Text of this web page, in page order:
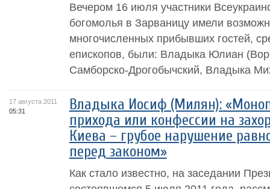
Вечером 16 июля участники
богомолья в Зарваницу имели
многочисленных прибывших гостей,
епископов, были: Владыка Юлиан
Самборско-Дрогобычский, Владыка
17 августа 2011
05:31
Владыка Иосиф (Милян):
прихода или конфессии на
Киева – грубое нарушение
перед законом»
Как стало известно, на заседании